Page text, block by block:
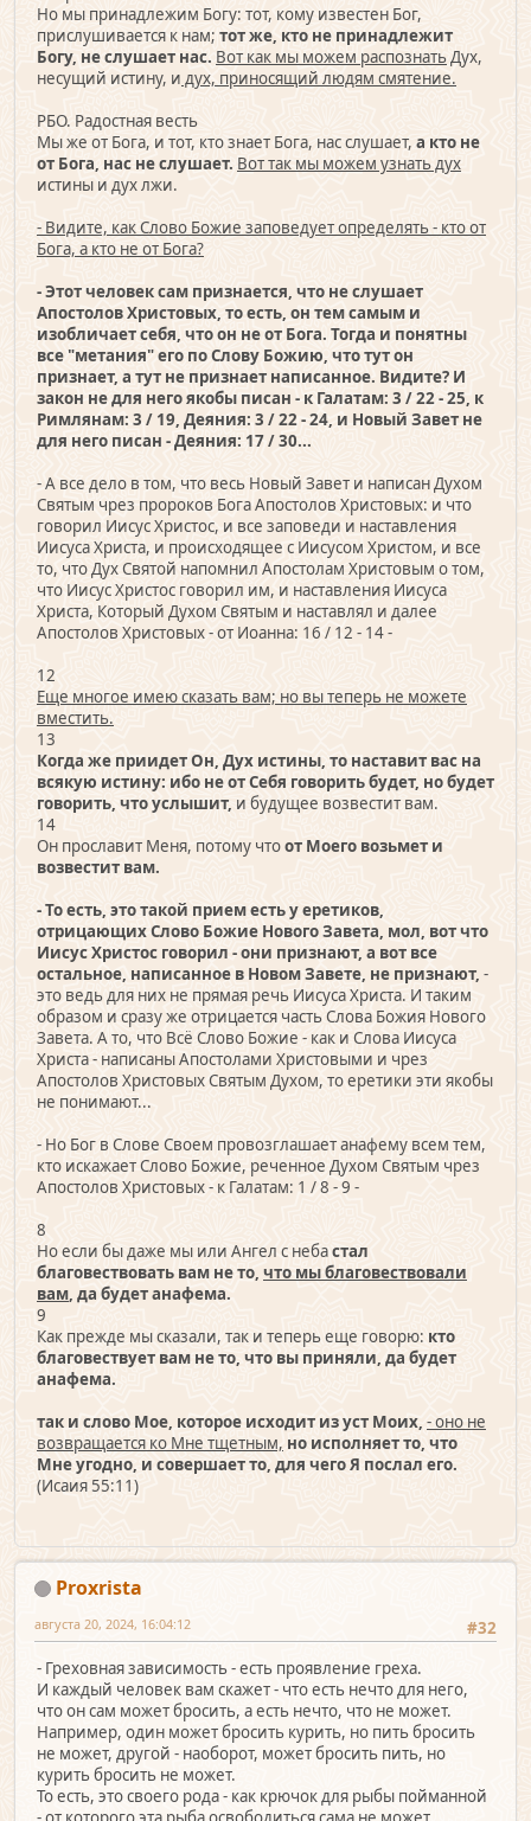
Но мы принадлежим Богу: тот, кому известен Бог,
прислушивается к нам; тот же, кто не принадлежит
Богу, не слушает нас. Вот как мы можем распознатьДух,
несущий истину, и дух, приносящий людям смятение.
РБО. Радостная весть
Мы же от Бога, и тот, кто знает Бога, нас слушает, а кто не
от Бога, нас не слушает. Вот так мы можем узнать дух
истины и дух лжи.
- Видите, как Слово Божие заповедует определять - кто от
Бога, а кто не от Бога?
- Этот человек сам признается, что не слушает
Апостолов Христовых, то есть, он тем самым и
изобличает себя, что он не от Бога. Тогда и понятны
все "метания" его по Слову Божию, что тут он
признает, а тут не признает написанное. Видите? И
закон не для него якобы писан - к Галатам: 3 / 22 - 25, к
Римлянам: 3 / 19, Деяния: 3 / 22 - 24, и Новый Завет не
для него писан - Деяния: 17 / 30...
- А все дело в том, что весь Новый Завет и написан Духом
Святым чрез пророков Бога Апостолов Христовых: и что
говорил Иисус Христос, и все заповеди и наставления
Иисуса Христа, и происходящее с Иисусом Христом, и все
то, что Дух Святой напомнил Апостолам Христовым о том,
что Иисус Христос говорил им, и наставления Иисуса
Христа, Который Духом Святым и наставлял и далее
Апостолов Христовых - от Иоанна: 16 / 12 - 14 -
12
Еще многое имею сказать вам; но вы теперь не можете
вместить.
13
Когда же приидет Он, Дух истины, то наставит вас на
всякую истину: ибо не от Себя говорить будет, но будет
говорить, что услышит, и будущее возвестит вам.
14
Он прославит Меня, потому чтоот Моего возьмет и
возвестит вам.
- То есть, это такой прием есть у еретиков,
отрицающих Слово Божие Нового Завета, мол, вот что
Иисус Христос говорил - они признают, а вот все
остальное, написанное в Новом Завете, не признают, -
это ведь для них не прямая речь Иисуса Христа. И таким
образом и сразу же отрицается часть Слова Божия Нового
Завета. А то, что Всё Слово Божие - как и Слова Иисуса
Христа - написаны Апостолами Христовыми и чрез
Апостолов Христовых Святым Духом, то еретики эти якобы
не понимают...
- Но Бог в Слове Своем провозглашает анафему всем тем,
кто искажает Слово Божие, реченное Духом Святым чрез
Апостолов Христовых - к Галатам: 1 / 8 - 9 -
8
Но если бы даже мы или Ангел с небастал
благовествовать вам не то, что мы благовествовали
вам, да будет анафема.
9
Как прежде мы сказали, так и теперь еще говорю: кто
благовествует вам не то, что вы приняли, да будет
анафема.
так и слово Мое, которое исходит из уст Моих, - оно не
возвращается ко Мне тщетным, но исполняет то, что
Мне угодно, и совершает то, для чего Я послал его.
(Исаия 55:11)
Proxrista
#32
августа 20, 2024, 16:04:12
- Греховная зависимость - есть проявление греха.
И каждый человек вам скажет - что есть нечто для него,
что он сам может бросить, а есть нечто, что не может.
Например, один может бросить курить, но пить бросить
не может, другой - наоборот, может бросить пить, но
курить бросить не может.
То есть, это своего рода - как крючок для рыбы пойманной